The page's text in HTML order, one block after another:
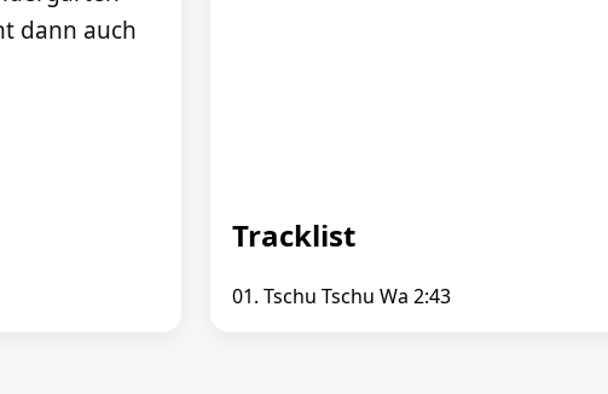
dann auch
Tracklist
01. Tschu Tschu Wa 2:43